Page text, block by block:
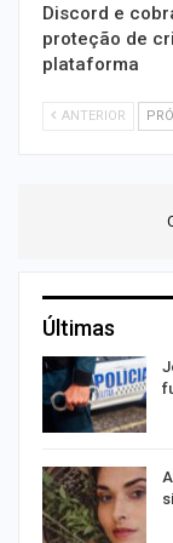
Discord e
proteção de
plataforma
ANTERIOR
Últimas